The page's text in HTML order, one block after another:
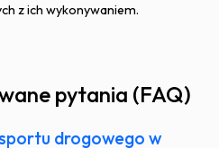
z ich wykonywaniem.
pytania (FAQ)
drogowego w